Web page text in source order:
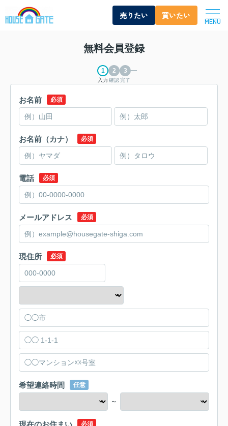
売りたい 買いたい
MENU
無料会員登録
入力 確認完了
お名前 必須
お名前（カナ） 必須
電話 必須
メールアドレス 必須
現住所 必須
希望連絡時間 任意
～
現在のお住まい 必須